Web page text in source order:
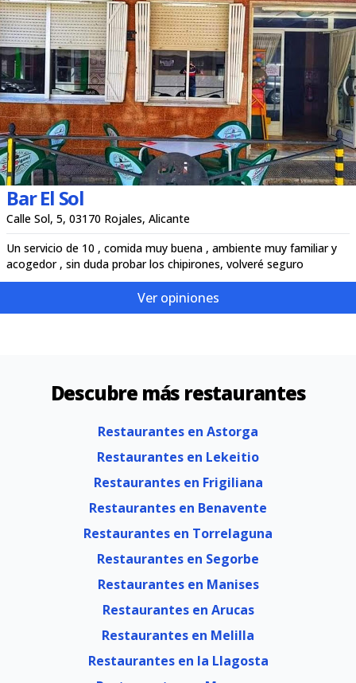
Bar El Sol
Calle Sol, 5, 03170 Rojales, Alicante
Un servicio de 10 , comida muy buena , ambiente muy familiar y
acogedor , sin duda probar los chipirones, volveré seguro
Ver opiniones
Descubre más restaurantes
Restaurantes en Astorga
Restaurantes en Lekeitio
Restaurantes en Frigiliana
Restaurantes en Benavente
Restaurantes en Torrelaguna
Restaurantes en Segorbe
Restaurantes en Manises
Restaurantes en Arucas
Restaurantes en Melilla
Restaurantes en la Llagosta